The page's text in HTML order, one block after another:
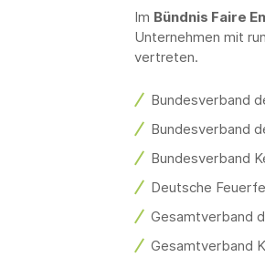
Im Bündnis Faire
Unternehmen mit
vertreten.
Bundesverband
Bundesverband
Bundesverband
Deutsche
Gesamtverband
Gesamtverband